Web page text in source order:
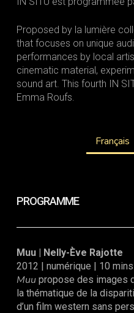
Proposed by la lumière
that focuses on unique
performances by local
cinematic material,
sound art. This fourth IN
Emma Roufs.
Français
PROGRAMME
Muu | Nelly-Ève Rajotte
2012 | numérique | 10 mins
Muu propose des images
la thématique de la
d’un film western sans